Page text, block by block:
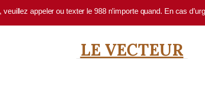
appeler ou texter le 988 n’importe quand. En cas
LE VECTEUR